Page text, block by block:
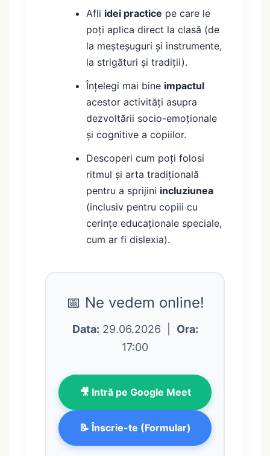
Afli idei practice pe care le
poți aplica direct la clasă (de
la meșteșuguri și instrumente,
la strigături și tradiții).
Înțelegi mai bine impactul
acestor activități asupra
dezvoltării socio-emoționale
și cognitive a copiilor.
Descoperi cum poți folosi
ritmul și arta tradițională
pentru a sprijini incluziunea
(inclusiv pentru copiii cu
cerințe educaționale speciale,
cum ar fi dislexia).
📅 Ne vedem online!
Data: 29.06.2026 | Ora:
17:00
🎥 Intră pe Google Meet
📝 Înscrie-te (Formular)